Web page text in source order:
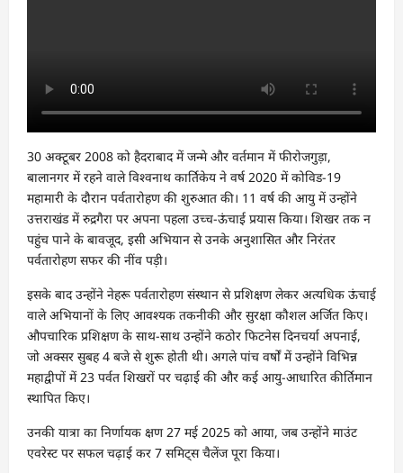
30 अक्टूबर 2008 को हैदराबाद में जन्मे और वर्तमान में फीरोजगुड़ा,
बालानगर में रहने वाले विश्वनाथ कार्तिकेय ने वर्ष 2020 में कोविड-19
महामारी के दौरान पर्वतारोहण की शुरुआत की। 11 वर्ष की आयु में उन्होंने
उत्तराखंड में रुद्रगैरा पर अपना पहला उच्च-ऊंचाई प्रयास किया। शिखर तक न
पहुंच पाने के बावजूद, इसी अभियान से उनके अनुशासित और निरंतर
पर्वतारोहण सफर की नींव पड़ी।
इसके बाद उन्होंने नेहरू पर्वतारोहण संस्थान से प्रशिक्षण लेकर अत्यधिक ऊंचाई
वाले अभियानों के लिए आवश्यक तकनीकी और सुरक्षा कौशल अर्जित किए।
औपचारिक प्रशिक्षण के साथ-साथ उन्होंने कठोर फिटनेस दिनचर्या अपनाई,
जो अक्सर सुबह 4 बजे से शुरू होती थी। अगले पांच वर्षों में उन्होंने विभिन्न
महाद्वीपों में 23 पर्वत शिखरों पर चढ़ाई की और कई आयु-आधारित कीर्तिमान
स्थापित किए।
उनकी यात्रा का निर्णायक क्षण 27 मई 2025 को आया, जब उन्होंने माउंट
एवरेस्ट पर सफल चढ़ाई कर 7 समिट्स चैलेंज पूरा किया।